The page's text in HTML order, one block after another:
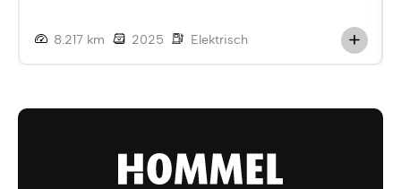
8.217 km 2025 Elektrisch